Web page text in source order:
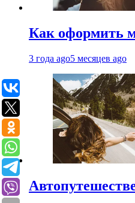
Как оформить
3 года ago5 месяцев ago